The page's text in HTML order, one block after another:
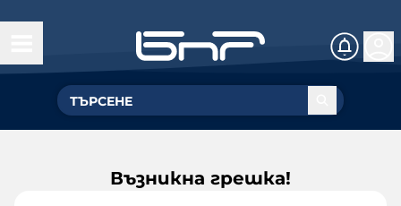
Възникна грешка!